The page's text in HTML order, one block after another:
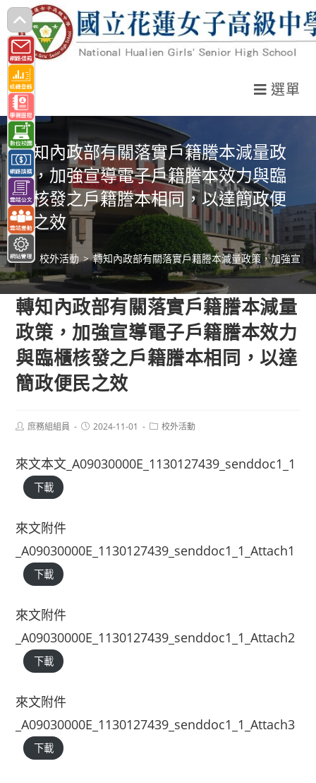
跳
轉
至
主
要
內
容
選單
轉知內政部有關落實戶籍謄本減量政
策，加強宣導電子戶籍謄本效力與臨
櫃核發之戶籍謄本相同，以達簡政便
民之效
> 校外活動 > 轉知內政部有關落實戶籍謄本減量政策，加強宣
轉知內政部有關落實戶籍謄本減量
政策，加強宣導電子戶籍謄本效力
與臨櫃核發之戶籍謄本相同，以達
簡政便民之效
Post庶務組組員
Post2024-11-01
Post校外活動
來文本文_A09030000E_1130127439_senddoc1_1
下載
來文附件
_A09030000E_1130127439_senddoc1_1_Attach1
下載
來文附件
_A09030000E_1130127439_senddoc1_1_Attach2
下載
來文附件
_A09030000E_1130127439_senddoc1_1_Attach3
下載